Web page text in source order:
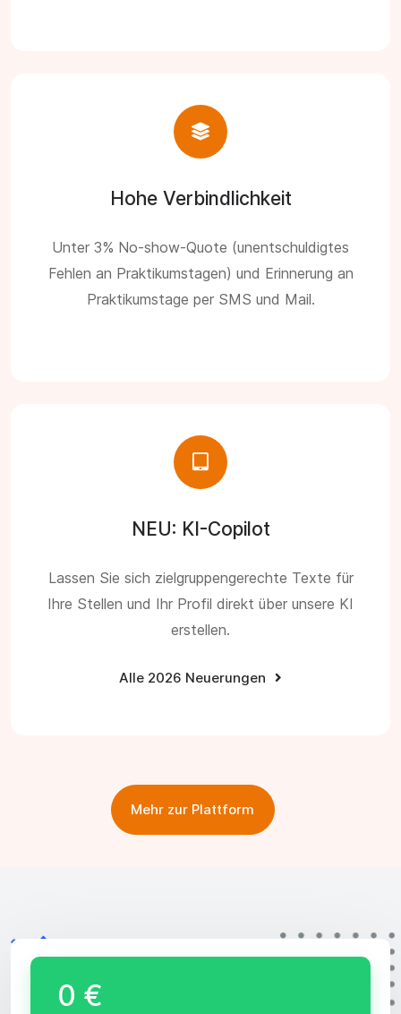
Hohe Verbindlichkeit
Unter 3% No-show-Quote (unentschuldigtes
Fehlen an Praktikumstagen) und Erinnerung an
Praktikumstage per SMS und Mail.
NEU: KI-Copilot
Lassen Sie sich zielgruppengerechte Texte für
Ihre Stellen und Ihr Profil direkt über unsere KI
erstellen.
Alle 2026 Neuerungen
Mehr zur Plattform
0 €